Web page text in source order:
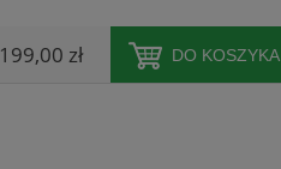
199,00 zł DO KOSZYKA